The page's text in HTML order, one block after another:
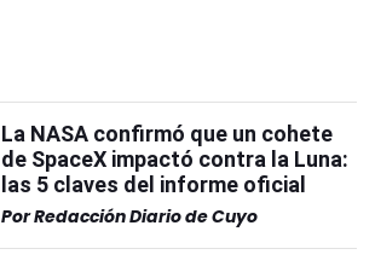
La NASA confirmó que un cohete
de SpaceX impactó contra la Luna:
las 5 claves del informe oficial
PorRedacción Diario de Cuyo